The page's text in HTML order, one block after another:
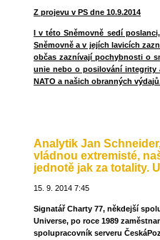
Z projevu v PS dne 10.9.2014
I v této Sněmovně sedí
Sněmovně a v jejích lavicích
občas zaznívají pochybnosti o
unie nebo o posilování integrity
NATO a našich obranných
Analytik Jan
vládnou extremisté,
jednotě jak za totality.
15. 9. 2014 7:45
Signatář Charty 77, někdejší
Universe, po roce 1989
spolupracovník serveru